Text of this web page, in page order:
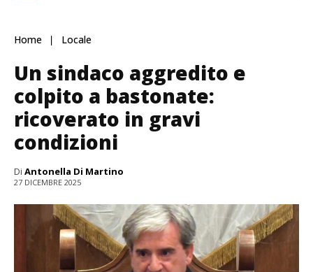
Home Locale
Un sindaco aggredito e
colpito a bastonate:
ricoverato in gravi
condizioni
Di Antonella Di Martino
27 DICEMBRE 2025